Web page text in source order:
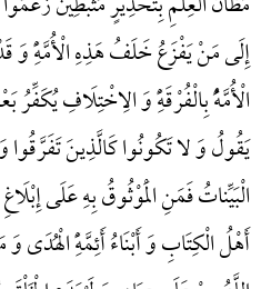
إِلَی مَنْ یَفْزَعُ خَلَفُ هَذِهِ الْأُمَّهًِْ وَ
الْأُمَّهًُْ بِالْفُرْقَهًِْ وَ الِاخْتِلَافِ یُکَفِّرُ
یَقُولُ وَ لا تَکُونُوا کَالَّذِینَ
الْبَیِّناتُ فَمَنِ الْمَوْثُوقُ بِهِ عَلَی
أَهْلُ الْکِتَابِ وَ أَبْنَاءُ أَئِمَّهًِْ